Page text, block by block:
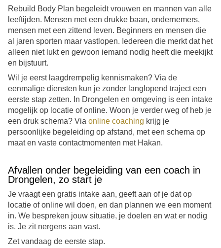
Rebuild Body Plan begeleidt vrouwen en mannen van alle
leeftijden. Mensen met een drukke baan, ondernemers,
mensen met een zittend leven. Beginners en mensen die
al jaren sporten maar vastlopen. Iedereen die merkt dat het
alleen niet lukt en gewoon iemand nodig heeft die meekijkt
en bijstuurt.
Wil je eerst laagdrempelig kennismaken? Via de
eenmalige diensten kun je zonder langlopend traject een
eerste stap zetten. In Drongelen en omgeving is een intake
mogelijk op locatie of online. Woon je verder weg of heb je
een druk schema? Via online coaching krijg je
persoonlijke begeleiding op afstand, met een schema op
maat en vaste contactmomenten met Hakan.
Afvallen onder begeleiding van een coach in
Drongelen, zo start je
Je vraagt een gratis intake aan, geeft aan of je dat op
locatie of online wil doen, en dan plannen we een moment
in. We bespreken jouw situatie, je doelen en wat er nodig
is. Je zit nergens aan vast.
Zet vandaag de eerste stap.